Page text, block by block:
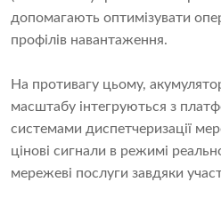
допомагають оптимізувати
профілів навантаження.
На противагу цьому,
масштабу інтегруються з
системами диспетчеризації
цінові сигнали в режимі
мережеві послуги завдяки